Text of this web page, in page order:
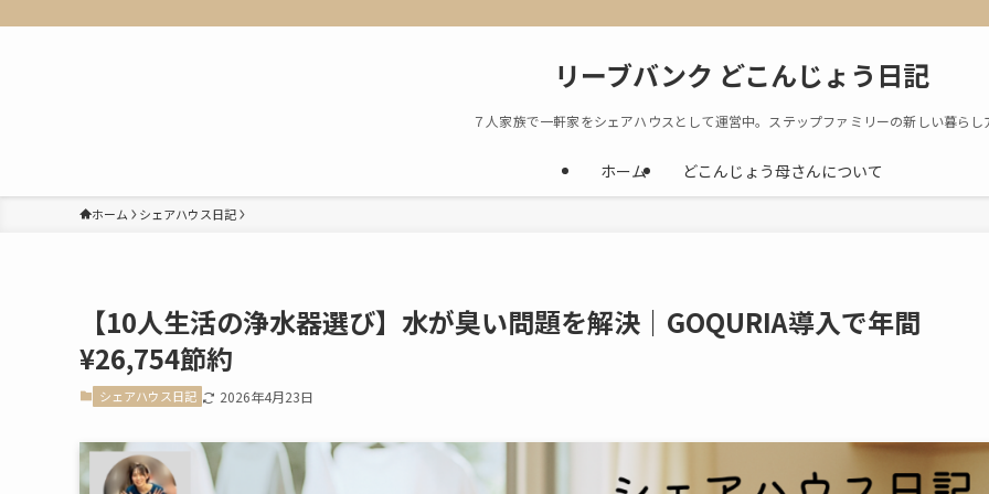
リーブバンク どこんじょう日記
７人家族で一軒家をシェアハウスとして運営中。ステップファミリーの新しい暮らし
ホーム どこんじょう母さんについて
ホーム シェアハウス日記
【10人生活の浄水器選び】水が臭い問題を解決｜GOQURIA導入で年間
¥26,754節約
シェアハウス日記 2026年4月23日